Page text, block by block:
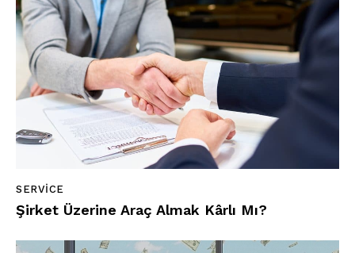
SERVICE
Şirket Üzerine Araç Almak Kârlı Mı?